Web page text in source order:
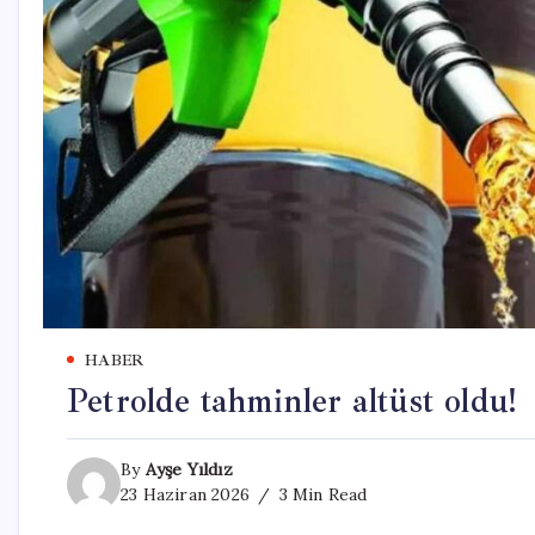
HABER
Petrolde tahminler altüst oldu!
By Ayşe Yıldız
23 Haziran 2026
3 Min Read